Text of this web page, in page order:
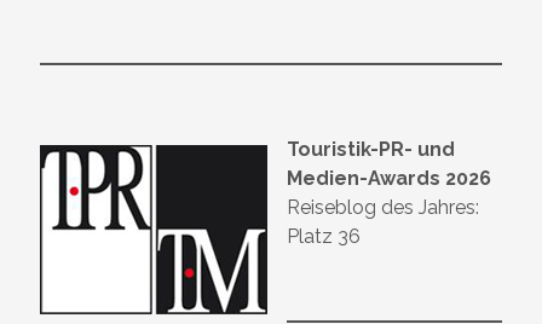
Touristik-PR- und
Medien-Awards 2026
Reiseblog des Jahres:
Platz 36